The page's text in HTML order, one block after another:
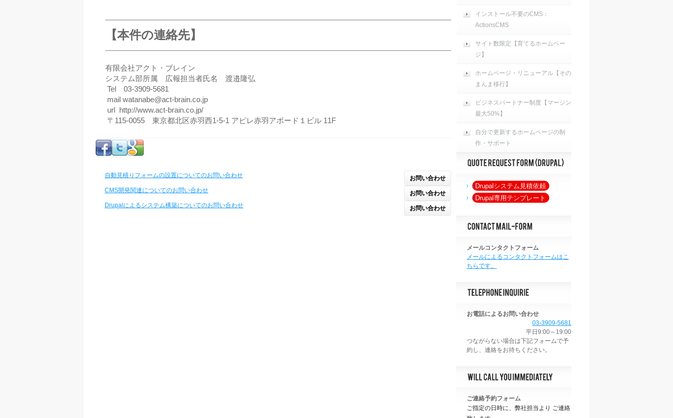
インストール不要のCMS：
ActionsCMS
サイト数限定【育てるホームペー
ジ】
ホームページ・リニューアル【その
まんま移行】
ビジネスパートナー制度【マージン
最大50%】
自分で更新するホームページの制
作・サポート
Drupalシステム見積依頼
Drupal専用テンプレート
メールコンタクトフォーム
メールによるコンタクトフォームはこ
ちらです。
お電話によるお問い合わせ
03-3909-5681
平日9:00～19:00
ご連絡予約フォーム
ご指定の日時に、弊社担当より ご連絡
【本件の連絡先】
有限会社アクト・ブレイン
システム部所属 広報担当者氏名 渡邉隆弘
Tel 03-3909-5681
mail watanabe@act-brain.co.jp
url http://www.act-brain.co.jp/
〒115-0055 東京都北区赤羽西1-5-1 アピレ赤羽アボード１ビル 11F
自動見積りフォームの設置についてのお問い合わせ
お問い合わせ
CMS開発関連についてのお問い合わせ
お問い合わせ
Drupalによるシステム構築についてのお問い合わせ
お問い合わせ